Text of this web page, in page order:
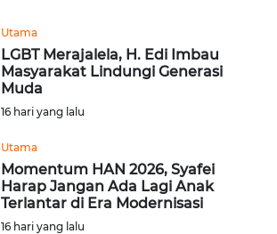
Utama
LGBT Merajalela, H. Edi Imbau
Masyarakat Lindungi Generasi
Muda
16 hari yang lalu
Utama
Momentum HAN 2026, Syafei
Harap Jangan Ada Lagi Anak
Terlantar di Era Modernisasi
16 hari yang lalu